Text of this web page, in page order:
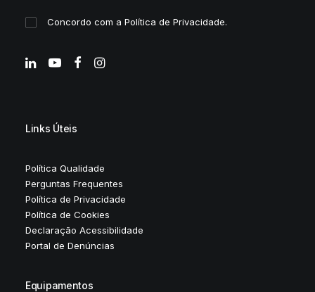
Concordo com aPolítica de Privacidade.
Links Úteis
Política Qualidade
Perguntas Frequentes
Política de Privacidade
Política de Cookies
Declaração Acessibilidade
Portal de Denúncias
Equipamentos